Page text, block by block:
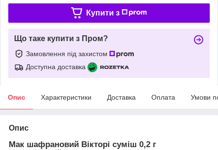
Купити з
Що таке купити з Пром?
Замовлення під захистом
Доступна доставка
Опис Характеристики Доставка Оплата Умови
Опис
Мак шафрановий Вікторі суміш 0,2 г